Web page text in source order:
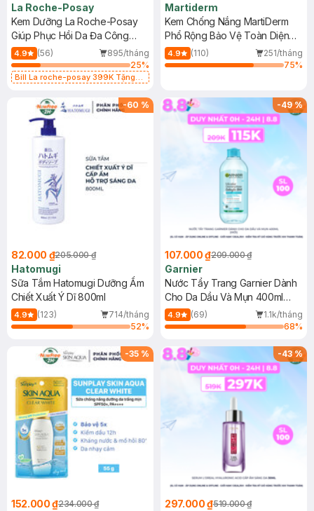
La Roche-Posay
Kem Dưỡng La Roche-Posay
Giúp Phục Hồi Da Đa Công
Dụng 40ml
4.9 (56)
895/tháng
25%
Bill La roche-posay 399K Tặng
(SL có hạn)
Martiderm
Kem Chống Nắng MartiDerm
Phổ Rộng Bảo Vệ Toàn Diện
40ml
4.9 (110)
251/tháng
75%
-60 %
82.000 ₫205.000 ₫
Hatomugi
Sữa Tắm Hatomugi Dưỡng Ẩm
Chiết Xuất Ý Dĩ 800ml
4.9 (123)
714/tháng
52%
-49%
107.000 ₫209.000 ₫
Garnier
Nước Tẩy Trang Garnier Dành
Cho Da Dầu Và Mụn 400ml
(Mới)
4.9 (69)
1.1k/tháng
68%
-35 %
152.000 ₫234.000 ₫
-43%
297.000 ₫519.000 ₫